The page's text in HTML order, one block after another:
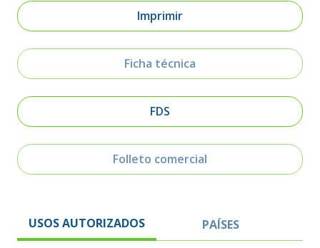
Imprimir
Ficha técnica
FDS
Folleto comercial
USOS AUTORIZADOS PAÍSES